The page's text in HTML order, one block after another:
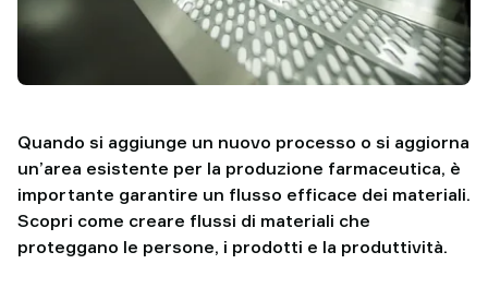
Quando si aggiunge un nuovo processo o si aggiorna
un’area esistente per la produzione farmaceutica, è
importante garantire un flusso efficace dei materiali.
Scopri come creare flussi di materiali che
proteggano le persone, i prodotti e la produttività.
scegliere